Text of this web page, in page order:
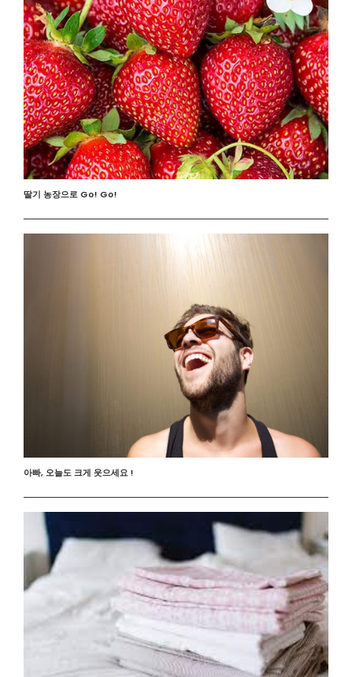
딸기 농장으로 Go! Go!
아빠, 오늘도 크게 웃으세요 !